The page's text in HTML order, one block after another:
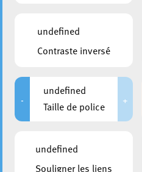
Steve Ginepri)
undefined
Contraste inversé
-
undefined
Taille de police
+
undefined
Souligner les liens